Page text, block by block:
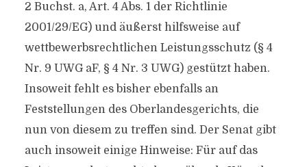
2 Buchst. a, Art. 4 Abs. 1 der Richtlinie
2001/29/EG) und äußerst hilfsweise auf
wettbewerbsrechtlichen Leistungsschutz (§ 4
Nr. 9 UWG aF, § 4 Nr. 3 UWG) gestützt haben.
Insoweit fehlt es bisher ebenfalls an
Feststellungen des Oberlandesgerichts, die
nun von diesem zu treffen sind. Der Senat gibt
auch insoweit einige Hinweise: Für auf das